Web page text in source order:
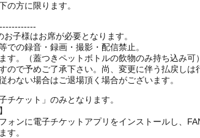
の方に限ります。
子様はお席が必要となります。
の録音・録画・撮影・配信禁止。
。（蓋つきペットボトルの飲物のみ持ち込み可）
で予めご了承下さい。尚、変更に伴う払戻しは
ケット」のみとなります。
ォンに電子チケットアプリをインストールし、
す。